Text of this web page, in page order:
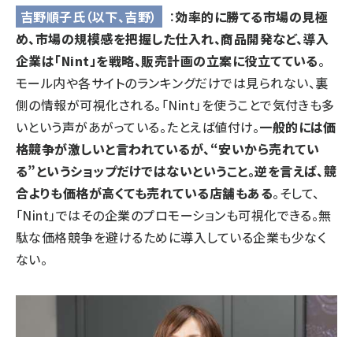
吉野順子氏（以下、吉野） ：効率的に勝てる市場の見極
め、市場の規模感を把握した仕入れ、商品開発など、導入
企業は「Nint」を戦略、販売計画の立案に役立てている。
モール内や各サイトのランキングだけでは見られない、裏
側の情報が可視化される。「Nint」を使うことで気付きも多
いという声があがっている。たとえば値付け。一般的には価
格競争が激しいと言われているが、“安いから売れてい
る”というショップだけではないということ。逆を言えば、競
合よりも価格が高くても売れている店舗もある。そして、
「Nint」ではその企業のプロモーションも可視化できる。無
駄な価格競争を避けるために導入している企業も少なく
ない。